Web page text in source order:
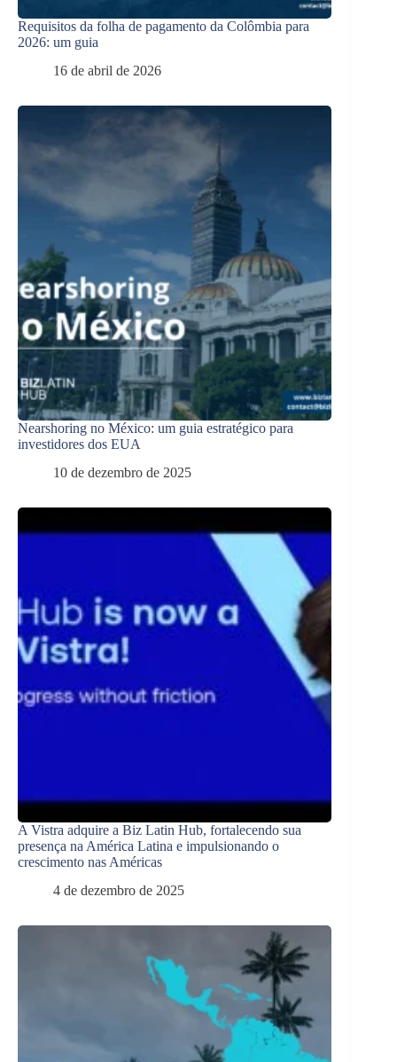
Requisitos da folha de pagamento da Colômbia para
2026: um guia
16 de abril de 2026
Nearshoring no México: um guia estratégico para
investidores dos EUA
10 de dezembro de 2025
A Vistra adquire a Biz Latin Hub, fortalecendo sua
presença na América Latina e impulsionando o
crescimento nas Américas
4 de dezembro de 2025